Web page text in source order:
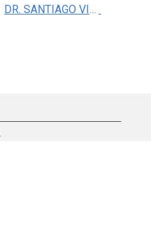
DR. SANTIAGO VILLAFAÃ‘A RAUDA